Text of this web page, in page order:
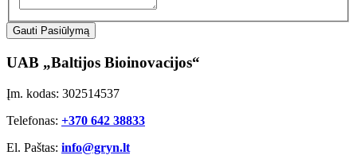
Gauti Pasiūlymą
UAB „Baltijos Bioinovacijos“
Įm. kodas: 302514537
Telefonas: +370 642 38833
El. Paštas: info@gryn.lt